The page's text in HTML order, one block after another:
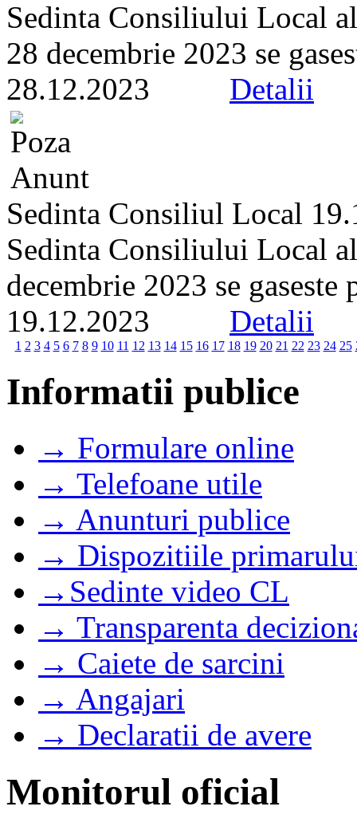
Sedinta Consiliului Local
28 decembrie 2023 se
28.12.2023 Detalii
Sedinta Consiliul Local
Sedinta Consiliului Local
decembrie 2023 se
19.12.2023 Detalii
1 2 3 4 5 6 7 8 9 10 11 12 13 14 15 16 17 18 19 20 21 22 23 24 25
Informatii publice
→ Formulare online
→ Telefoane utile
→ Anunturi publice
→ Dispozitiile
→Sedinte video CL
→ Transparenta
→ Caiete de sarcini
→ Angajari
→ Declaratii de avere
Monitorul oficial